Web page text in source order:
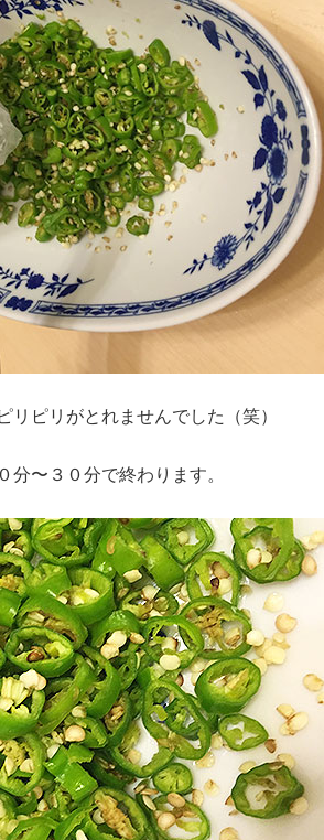
ピリがとれませんでした（笑）
分〜３０分で終わります。